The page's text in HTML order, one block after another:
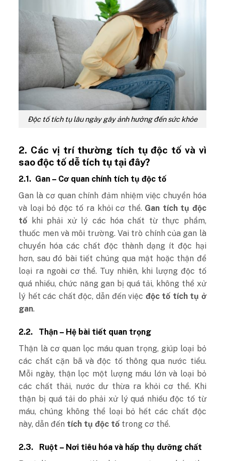
Độc tố tích tụ lâu ngày gây ảnh hưởng đến sức khỏe
2. Các vị trí thường tích tụ độc tố và vì
sao độc tố dễ tích tụ tại đây?
2.1. Gan – Cơ quan chính tích tụ độc tố
Gan là cơ quan chính đảm nhiệm việc chuyển hóa
và loại bỏ độc tố ra khỏi cơ thể. Gan tích tụ độc
tố khi phải xử lý các hóa chất từ thực phẩm,
thuốc men và môi trường. Vai trò chính của gan là
chuyển hóa các chất độc thành dạng ít độc hại
hơn, sau đó bài tiết chúng qua mật hoặc thận để
loại ra ngoài cơ thể. Tuy nhiên, khi lượng độc tố
quá nhiều, chức năng gan bị quá tải, không thể xử
lý hết các chất độc, dẫn đến việc độc tố tích tụ ở
gan.
2.2.
Thận – Hệ bài tiết quan trọng
Thận là cơ quan lọc máu quan trọng, giúp loại bỏ
các chất cặn bã và độc tố thông qua nước tiểu.
Mỗi ngày, thận lọc một lượng máu lớn và loại bỏ
các chất thải, nước dư thừa ra khỏi cơ thể. Khi
thận bị quá tải do phải xử lý quá nhiều độc tố từ
máu, chúng không thể loại bỏ hết các chất độc
này, dẫn đến tích tụ độc tố trong cơ thể.
2.3.
Ruột – Nơi tiêu hóa và hấp thụ dưỡng chất